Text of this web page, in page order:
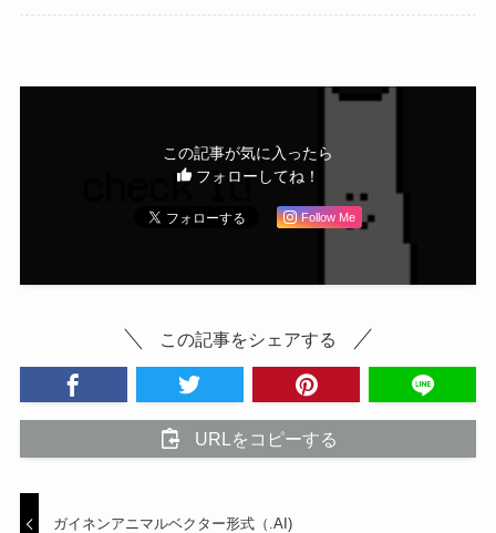
この記事が気に入ったら
フォローしてね！
Follow Me
この記事をシェアする
URLをコピーする
ガイネンアニマルベクター形式（.AI)